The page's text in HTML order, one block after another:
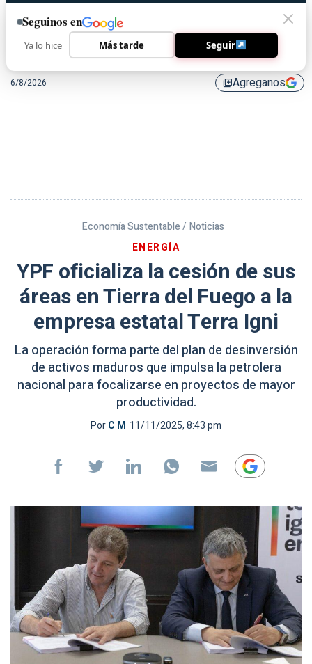
6/8/2026 library_addAgreganos
Economía Sustentable / Noticias
ENERGÍA
YPF oficializa la cesión de sus
áreas en Tierra del Fuego a la
empresa estatal Terra Igni
La operación forma parte del plan de desinversión
de activos maduros que impulsa la petrolera
nacional para focalizarse en proyectos de mayor
productividad.
PorC M 11/11/2025, 8:43 pm
Seguinos en
Ya lo hice Más tarde Seguir